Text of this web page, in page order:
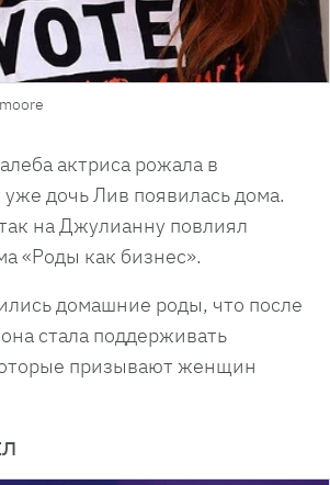
актриса рожала в
дочь Лив появилась дома.
на Джулианну повлиял
«Роды как бизнес».
домашние роды, что после
стала поддерживать
призывают женщин